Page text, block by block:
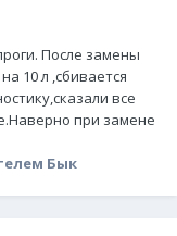
После замены
10 л ,сбивается
все
при замене
Бык